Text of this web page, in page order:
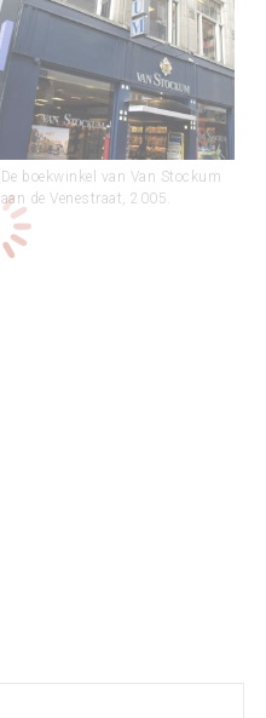
De boekwinkel van Van Stockum
aan de Venestraat, 2005.